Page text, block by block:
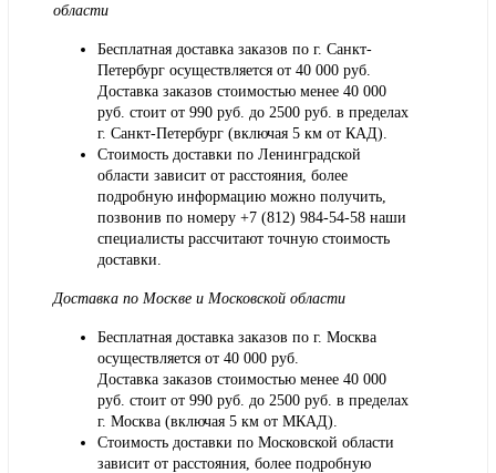
области
Бесплатная доставка заказов по г. Санкт-
Петербург осуществляется от 40 000 руб.
Доставка заказов стоимостью менее 40 000
руб. стоит от 990 руб. до 2500 руб. в пределах
г. Санкт-Петербург (включая 5 км от КАД).
Стоимость доставки по Ленинградской
области зависит от расстояния, более
подробную информацию можно получить,
позвонив по номеру +7 (812) 984-54-58 наши
специалисты рассчитают точную стоимость
доставки.
Доставка по Москве и Московской области
Бесплатная доставка заказов по г. Москва
осуществляется от 40 000 руб.
Доставка заказов стоимостью менее 40 000
руб. стоит от 990 руб. до 2500 руб. в пределах
г. Москва (включая 5 км от МКАД).
Стоимость доставки по Московской области
зависит от расстояния, более подробную